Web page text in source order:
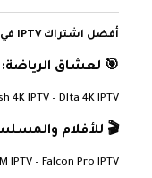
أفضل اشتراك IPTV في الكويت حسب نوع الاستخدام
🎯 لعشاق الرياضة:
4K IPTV – Dlta 4K IPTV
🎬 للأفلام
IPTV – Falcon Pro IPTV